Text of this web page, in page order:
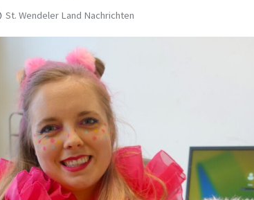
St. Wendeler Land Nachrichten